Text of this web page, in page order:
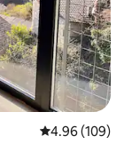
Calificación
4.96 (109)